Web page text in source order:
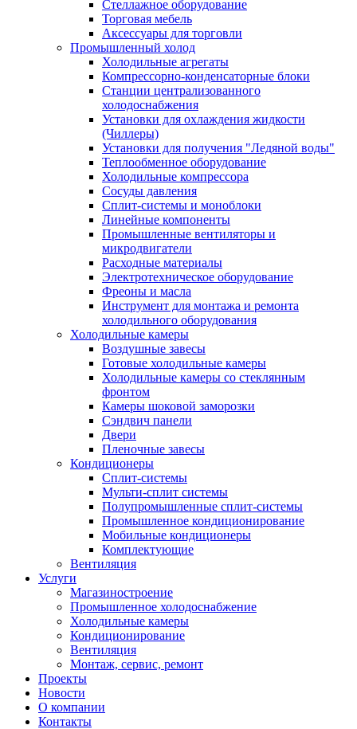
Стеллажное оборудование
Торговая мебель
Аксессуары для торговли
Промышленный холод
Холодильные агрегаты
Компрессорно-конденсаторные блоки
Станции централизованного
холодоснабжения
Установки для охлаждения жидкости
(Чиллеры)
Установки для получения "Ледяной воды"
Теплообменное оборудование
Холодильные компрессора
Сосуды давления
Cплит-системы и моноблоки
Линейные компоненты
Промышленные вентиляторы и
микродвигатели
Расходные материалы
Электротехническое оборудование
Фреоны и масла
Инструмент для монтажа и ремонта
холодильного оборудования
Холодильные камеры
Воздушные завесы
Готовые холодильные камеры
Холодильные камеры со стеклянным
фронтом
Камеры шоковой заморозки
Сэндвич панели
Двери
Пленочные завесы
Кондиционеры
Сплит-системы
Мульти-сплит системы
Полупромышленные сплит-системы
Промышленное кондиционирование
Мобильные кондиционеры
Комплектующие
Вентиляция
Услуги
Магазиностроение
Промышленное холодоснабжение
Холодильные камеры
Кондиционирование
Вентиляция
Монтаж, сервис, ремонт
Проекты
Новости
О компании
Контакты